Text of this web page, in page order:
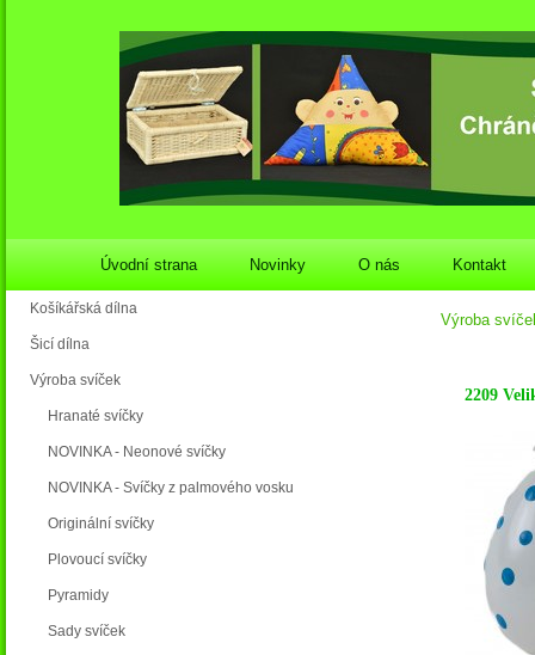
Úvodní strana Novinky O nás Kontakt
Košíkářská dílna
Šicí dílna
Výroba svíček
Hranaté svíčky
NOVINKA - Neonové svíčky
NOVINKA - Svíčky z palmového vosku
Originální svíčky
Plovoucí svíčky
Pyramidy
Sady svíček
Výroba
2209